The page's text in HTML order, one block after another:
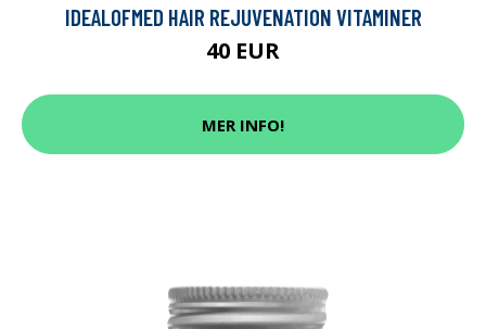
IDEALOFMED HAIR REJUVENATION VITAMINER
40 EUR
MER INFO!